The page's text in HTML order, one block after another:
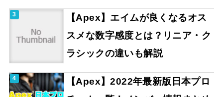
【Apex】エイムが良くなるオス
スメな数字感度とは？リニア・ク
ラシックの違いも解説
【Apex】2022年最新版日本プロ